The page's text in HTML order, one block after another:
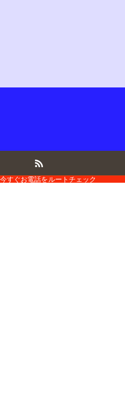
今すぐお電話を ルートチェック